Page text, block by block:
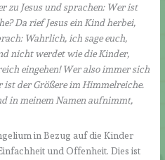
zu Jesus und sprachen: Wer ist
Da rief Jesus ein Kind herbei,
Wahrlich, ich sage euch,
nicht werdet wie die Kinder,
eingehen! Wer also immer sich
ist der Größere im Himmelreiche.
in meinem Namen aufnimmt,
in Bezug auf die Kinder
und Offenheit. Dies ist